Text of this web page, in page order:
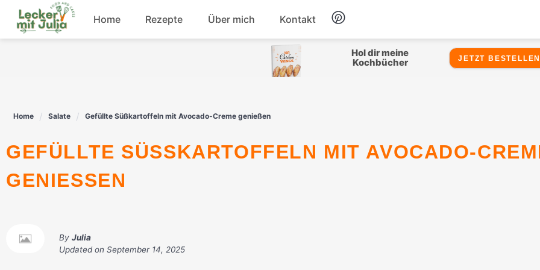
Skip
content
Home Rezepte
Hähnchen
Rindfleisch
Dessert Snacks
Über mich Kontakt
Hol dir meine
Kochbücher
JETZT
Home Salate Gefüllte Süßkartoffeln mit Avocado-Creme genießen
GEFÜLLTE SÜSSKARTOFFELN MIT AVOCADO-CREME G
ENIESSEN
By Julia
Updated on September 14, 2025